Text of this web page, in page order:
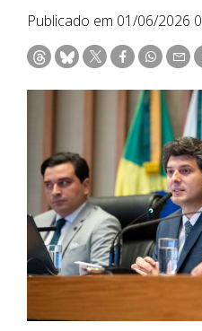
Publicado em 01/06/2026